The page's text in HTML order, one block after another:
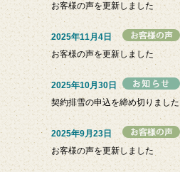
お客様の声を更新しました
2025年11月4日
お客様の声を更新しました
2025年10月30日
契約排雪の申込を締め切りました
2025年9月23日
お客様の声を更新しました